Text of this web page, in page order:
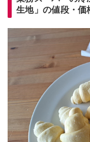
生地」の値段・価